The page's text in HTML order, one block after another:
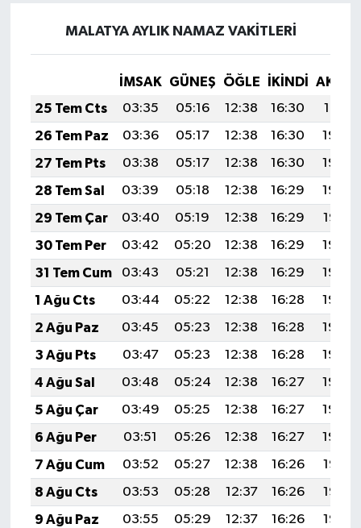
MALATYA AYLIK NAMAZ VAKITLERI
İMSAK GÜNEŞ ÖĞLE İKINDI
25 Tem Cts
03:35 05:16 12:38 16:30
19:51
26 Tem Paz
03:36 05:17 12:38 16:30
19:50
27 Tem Pts
03:38 05:17 12:38 16:30
19:49
28 Tem Sal
03:39 05:18 12:38 16:29
19:48
29 Tem Çar
03:40 05:19 12:38 16:29
19:47
30 Tem Per
03:42 05:20 12:38 16:29
19:46
31 Tem Cum
03:43 05:21 12:38 16:29
19:46
1 Ağu Cts
03:44 05:22 12:38 16:28
19:45
2 Ağu Paz
03:45 05:23 12:38 16:28
19:44
3 Ağu Pts
03:47 05:23 12:38 16:28
19:43
4 Ağu Sal
03:48 05:24 12:38 16:27
19:42
5 Ağu Çar
03:49 05:25 12:38 16:27
19:40
6 Ağu Per
03:51 05:26 12:38 16:27
19:39
7 Ağu Cum
03:52 05:27 12:38 16:26
19:38
8 Ağu Cts
03:53 05:28 12:37 16:26
19:37
9 Ağu Paz
03:55 05:29 12:37 16:26
19:36